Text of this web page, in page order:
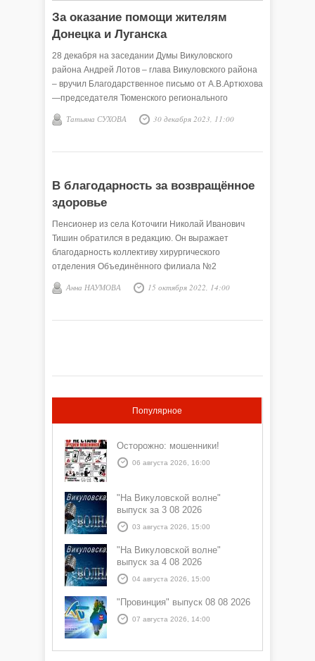
За оказание помощи жителям
Донецка и Луганска
28 декабря на заседании Думы Викуловского
района Андрей Лотов – глава Викуловского района
– вручил Благодарственное письмо от А.В.Артюхова
—председателя Тюменского регионального
отделения партии «Единая Россия» -- медицинской
сестре детского отделения ГБУЗ ТО «Областная
районная больница» Галине Шаталиной за
жителям Донецкой и Луганской республик.
Татьяна СУХОВА 30 декабря 2023, 11:00
В благодарность за возвращённое
здоровье
Пенсионер из села Коточиги Николай Иванович
Тишин обратился в редакцию. Он выражает
благодарность коллективу хирургического
отделения Объединённого филиала №2
«Викуловская районная больница».
Анна НАУМОВА 15 октября 2022, 14:00
Популярное
Осторожно: мошенники!
06 августа 2026, 16:00
"На Викуловской волне"
выпуск за 3 08 2026
03 августа 2026, 15:00
"На Викуловской волне"
выпуск за 4 08 2026
04 августа 2026, 15:00
"Провинция" выпуск 08 08 2026
07 августа 2026, 14:00